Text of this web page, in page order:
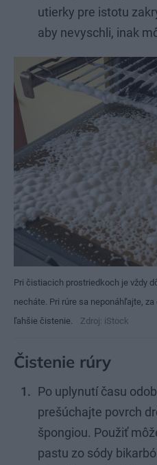
utierky pre istotu
aby nevyschli, inak
Pri čistiacich prostriedkoch je vždy
necháte. Pri rúre sa neponáhľajte,
ľahšie čistenie.
Zdroj: iStock
Čistenie rúry
Po uplynutí času
prešúchajte povrch
špongiou. Použiť
pastu zo sódy